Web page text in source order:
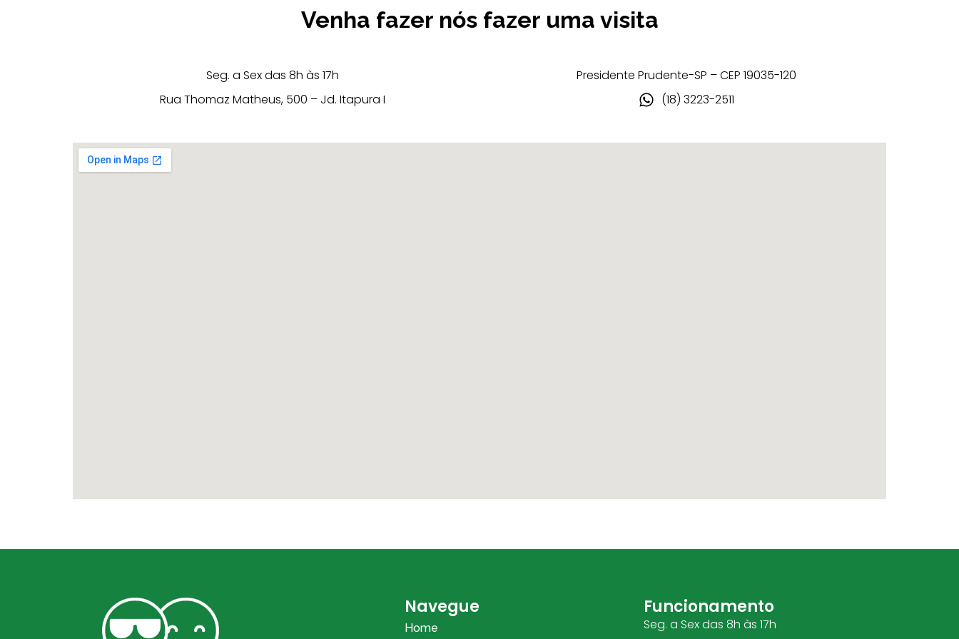
Venha fazer nós fazer uma visita
Seg. a Sex das 8h às 17h
Rua Thomaz Matheus, 500 – Jd. Itapura I
Presidente Prudente-SP – CEP 19035-120
(18) 3223-2511
Navegue
Home
Funcionamento
Seg. a Sex das 8h às 17h